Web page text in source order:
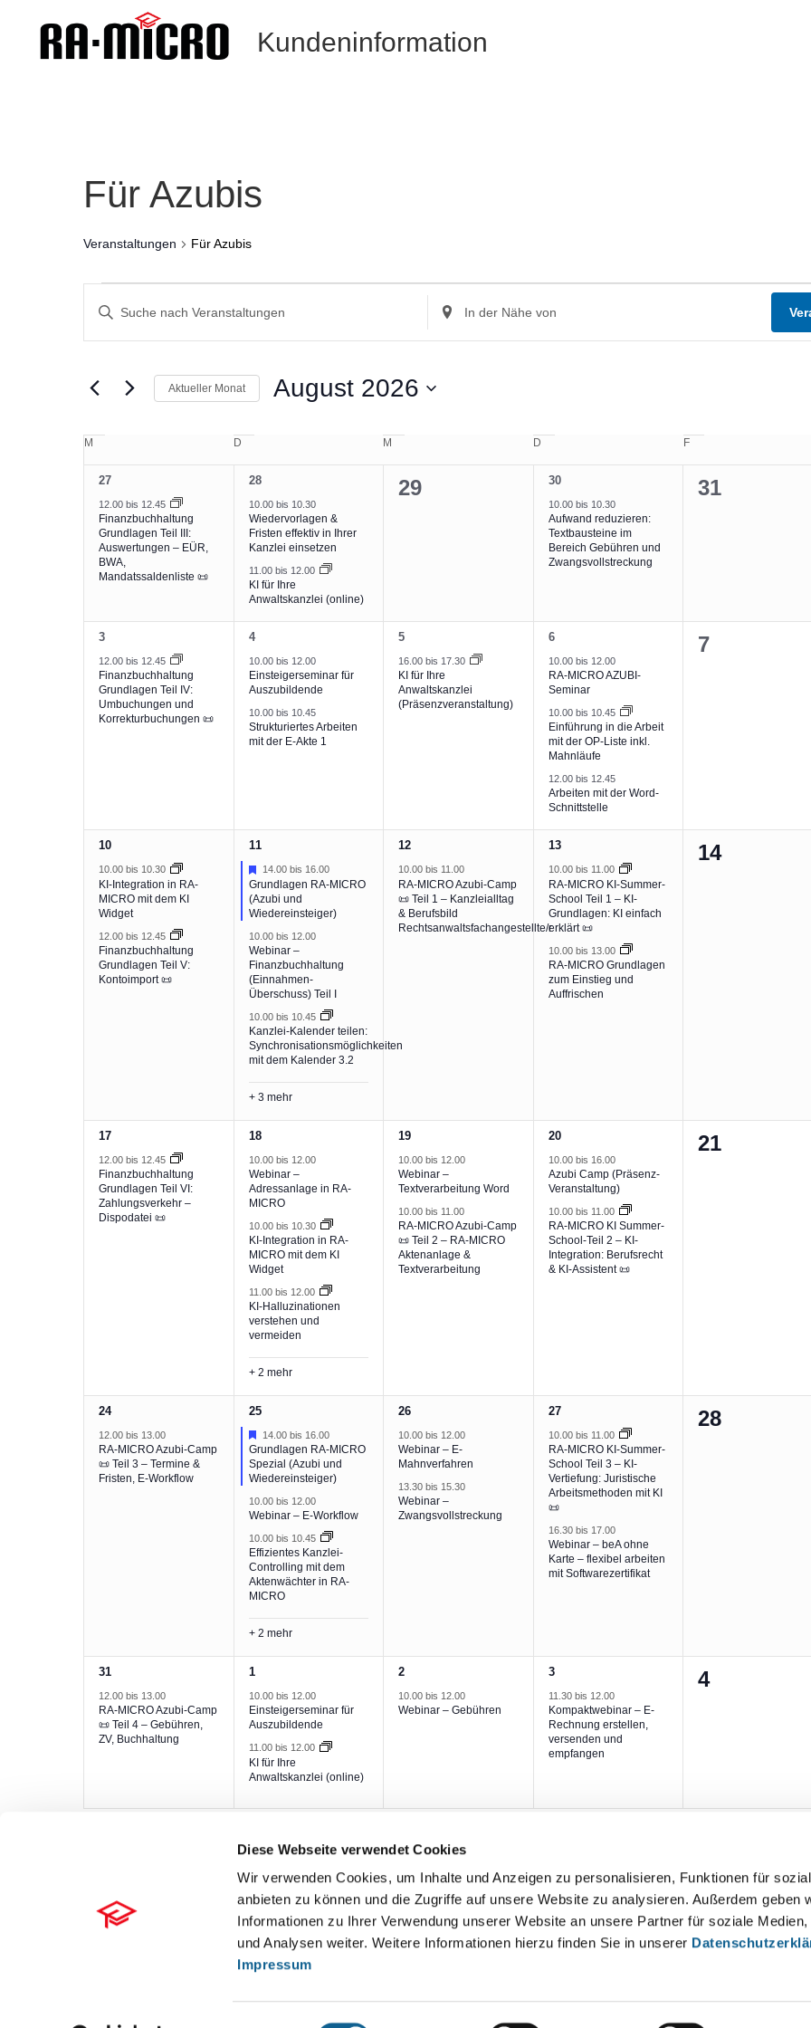
Diese Webseite verwendet Cookies
Wir verwenden Cookies, um Inhalte und Anzeigen zu personalisieren, Funktionen für
anbieten zu können und die Zugriffe auf unsere Website zu analysieren. Außerdem geben
Informationen zu Ihrer Verwendung unserer Website an unsere Partner für soziale Medien,
und Analysen weiter. Weitere Informationen hierzu finden Sie in unserer
Impressum
Kundeninformation
Für Azubis
Veranstaltungen Für Azubis
Such-
und
Ansichtennavigation
Geben
Schlüsselwort.
Suche
Veranstaltungen
Standort
eingeben.
Aktueller Monat August 2026
Kalender
Veranstaltungen
M D M D FFreitag
1
Veranstaltung,
27
12.00 bis 12.45
Finanzbuchhaltung
Grundlagen Teil III:
Auswertungen – EÜR,
BWA,
Mandatssaldenliste 📜
2
28
10.00 bis 10.30
Wiedervorlagen &
Fristen effektiv in Ihrer
Kanzlei einsetzen
11.00 bis 12.00
KI für Ihre
Anwaltskanzlei (online)
0
Veranstaltungen,
29
1
30
10.00 bis 10.30
Aufwand reduzieren:
Textbausteine im
Bereich Gebühren und
Zwangsvollstreckung
0
31
1
Veranstaltung,
3
12.00 bis 12.45
Finanzbuchhaltung
Grundlagen Teil IV:
Umbuchungen und
Korrekturbuchungen 📜
2
4
10.00 bis 12.00
Einsteigerseminar für
Auszubildende
10.00 bis 10.45
Strukturiertes Arbeiten
mit der E-Akte 1
1
Veranstaltung,
5
16.00 bis 17.30
KI für Ihre
Anwaltskanzlei
(Präsenzveranstaltung)
3
6
10.00 bis 12.00
RA-MICRO AZUBI-
Seminar
10.00 bis 10.45
Einführung in die Arbeit
mit der OP-Liste inkl.
Mahnläufe
12.00 bis 12.45
Arbeiten mit der Word-
Schnittstelle
0
7
2
Veranstaltungen,
10
10.00 bis 10.30
KI-Integration in RA-
MICRO mit dem KI
Widget
12.00 bis 12.45
Finanzbuchhaltung
Grundlagen Teil V:
Kontoimport 📜
6
11
Hervorgehoben
14.00 bis 16.00
Grundlagen RA-MICRO
(Azubi und
Wiedereinsteiger)
10.00 bis 12.00
Webinar –
Finanzbuchhaltung
(Einnahmen-
Überschuss) Teil I
10.00 bis 10.45
Kanzlei-Kalender teilen:
Synchronisationsmöglichkeiten
mit dem Kalender 3.2
+ 3 mehr
1
12
10.00 bis 11.00
RA-MICRO Azubi-Camp
📜 Teil 1 – Kanzleialltag
& Berufsbild
Rechtsanwaltsfachangestellte/r
2
Veranstaltungen,
13
10.00 bis 11.00
RA-MICRO KI-Summer-
School Teil 1 – KI-
Grundlagen: KI einfach
erklärt 📜
10.00 bis 13.00
RA-MICRO Grundlagen
zum Einstieg und
Auffrischen
0
14
1
Veranstaltung,
17
12.00 bis 12.45
Finanzbuchhaltung
Grundlagen Teil VI:
Zahlungsverkehr –
Dispodatei 📜
5
18
10.00 bis 12.00
Webinar –
Adressanlage in RA-
MICRO
10.00 bis 10.30
KI-Integration in RA-
MICRO mit dem KI
Widget
11.00 bis 12.00
KI-Halluzinationen
verstehen und
vermeiden
+ 2 mehr
2
19
10.00bis 12.00
Webinar –
Textverarbeitung Word
10.00bis 11.00
RA-MICRO Azubi-Camp
📜 Teil 2 – RA-MICRO
Aktenanlage &
Textverarbeitung
2
20
10.00 bis 16.00
Azubi Camp (Präsenz-
Veranstaltung)
10.00 bis 11.00
RA-MICRO KI Summer-
School-Teil 2 – KI-
Integration: Berufsrecht
& KI-Assistent 📜
0
21
1
24
12.00 bis 13.00
RA-MICRO Azubi-Camp
📜 Teil 3 – Termine &
Fristen, E-Workflow
5
25
Hervorgehoben
14.00 bis 16.00
Grundlagen RA-MICRO
Spezial (Azubi und
Wiedereinsteiger)
10.00 bis 12.00
Webinar – E-Workflow
10.00 bis 10.45
Effizientes Kanzlei-
Controlling mit dem
Aktenwächter in RA-
MICRO
+ 2 mehr
2
26
10.00bis 12.00
Webinar – E-
Mahnverfahren
13.30 bis 15.30
Webinar –
Zwangsvollstreckung
2
Veranstaltungen,
27
10.00 bis 11.00
RA-MICRO KI-Summer-
School Teil 3 – KI-
Vertiefung: Juristische
Arbeitsmethoden mit KI
📜
16.30 bis 17.00
Webinar – beA ohne
Karte – flexibel arbeiten
mit Softwarezertifikat
0
28
1
31
12.00 bis 13.00
RA-MICRO Azubi-Camp
📜 Teil 4 – Gebühren,
ZV, Buchhaltung
2
1
10.00 bis 12.00
Einsteigerseminar für
Auszubildende
11.00 bis 12.00
KI für Ihre
Anwaltskanzlei (online)
1
2
10.00 bis 12.00
Webinar – Gebühren
1
3
11.30 bis 12.00
Kompaktwebinar – E-
Rechnung erstellen,
versenden und
empfangen
0
4